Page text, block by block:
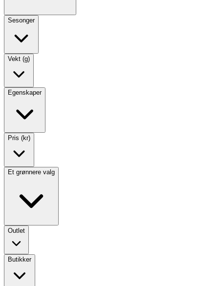
Sesonger
Vekt (g)
Egenskaper
Pris (kr)
Et grønnere valg
Outlet
Butikker